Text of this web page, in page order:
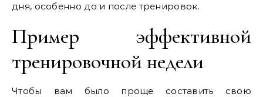
дня, особенно до и после тренировок.
Пример эффективной
тренировочной недели
Чтобы вам было проще составить свою